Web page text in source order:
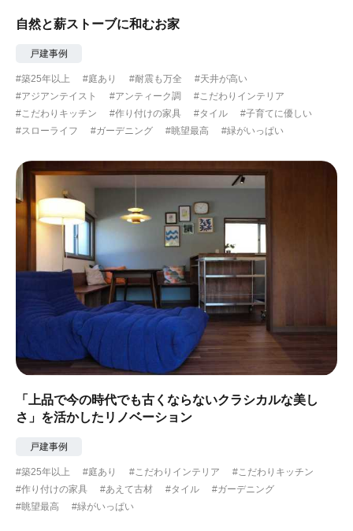
自然と薪ストーブに和むお家
戸建事例
#築25年以上 #庭あり #耐震も万全
#天井が高い
#アジアンテイスト
#アンティーク調
#こだわりインテリア
#こだわりキッチン
#作り付けの家具 #タイル
#子育てに優しい
#スローライフ
#ガーデニング #眺望最高 #緑がいっぱい
「上品で今の時代でも古くならないクラシカルな美し
さ」を活かしたリノベーション
戸建事例
#築25年以上 #庭あり #こだわりインテリア
#こだわりキッチン
#作り付けの家具
#あえて古材 #タイル
#ガーデニング
#眺望最高
#緑がいっぱい